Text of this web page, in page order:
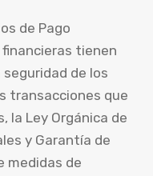
de Pago
tienen
de los
transacciones que
la Ley Orgánica de
y Garantía de
medidas de